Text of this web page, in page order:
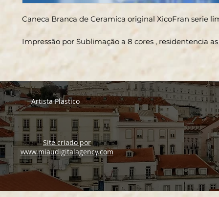
Caneca Branca de Ceramica original XicoFran serie
Impressão por Sublimação a 8 cores , residentencia
Artista Plastico
Site criado por
www.miaudigitalagency.com